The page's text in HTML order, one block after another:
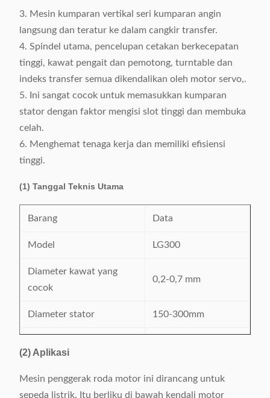
3. Mesin kumparan vertikal seri kumparan angin
langsung dan teratur ke dalam cangkir transfer.
4. Spindel utama, pencelupan cetakan berkecepatan
tinggi, kawat pengait dan pemotong, turntable dan
indeks transfer semua dikendalikan oleh motor servo,.
5. Ini sangat cocok untuk memasukkan kumparan
stator dengan faktor mengisi slot tinggi dan membuka
celah.
6. Menghemat tenaga kerja dan memiliki efisiensi
tinggi.
(1) Tanggal Teknis Utama
Barang Data
Model LG300
Diameter kawat yang
cocok
0,2-0,7 mm
Diameter stator 150-300mm
220V / 50 / 60Hz,
(2) Aplikasi
Mesin penggerak roda motor ini dirancang untuk
sepeda listrik. Itu berliku di bawah kendali motor